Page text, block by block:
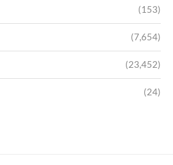
(153)
(7,654)
(23,452)
(24)